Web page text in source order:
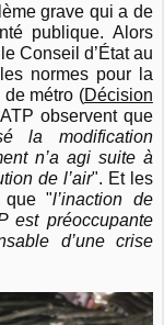
grave qui a de
publique. Alors
Conseil d’État au
normes pour la
de métro (Décision
observent que
la modification
n’a agi suite à
de l’air". Et les
que "l’inaction de
est préoccupante
d’une crise